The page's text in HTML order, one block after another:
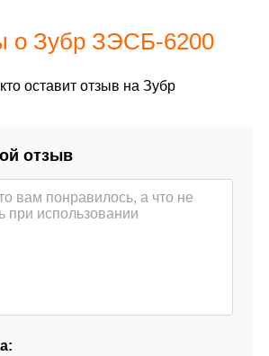
о Зубр ЗЭСБ-6200
оставит отзыв на Зубр
отзыв